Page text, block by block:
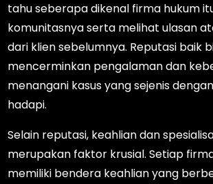
tahu seberapa dikenal firma hukum
komunitasnya serta melihat ulasan
dari klien sebelumnya. Reputasi baik
mencerminkan pengalaman dan
menangani kasus yang sejenis
hadapi.
Selain reputasi, keahlian dan
merupakan faktor krusial. Setiap
memiliki bendera keahlian yang